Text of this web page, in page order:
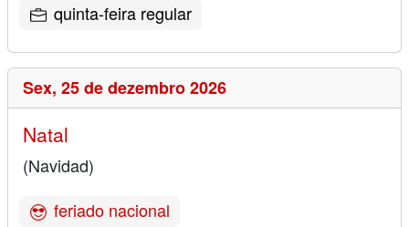
quinta-feira regular
Sex, 25 de dezembro 2026
Natal
(Navidad)
feriado nacional